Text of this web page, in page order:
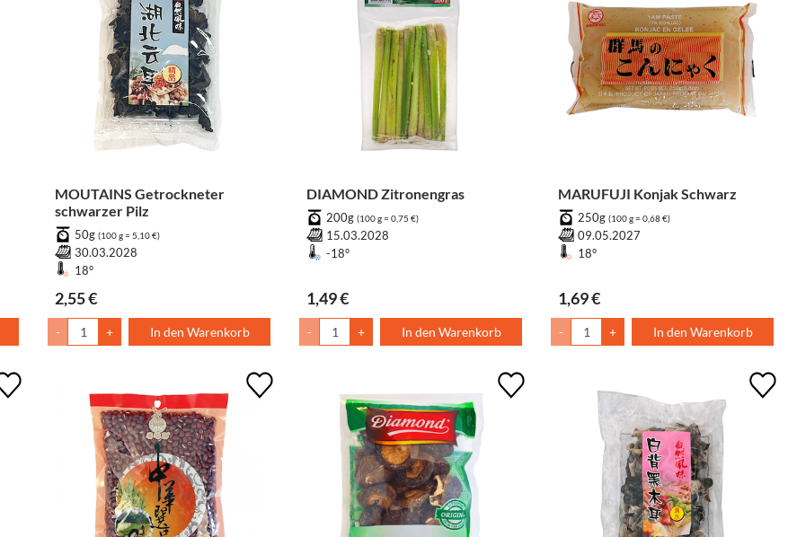
MOUTAINS Getrockneter
schwarzer Pilz
50g (100 g = 5,10 €)
30.03.2028
18°
2,55 €
- + In den Warenkorb
DIAMOND Zitronengras
200g (100 g = 0,75 €)
15.03.2028
-18°
1,49 €
- + In den Warenkorb
MARUFUJI Konjak Schwarz
250g (100 g = 0,68 €)
09.05.2027
18°
1,69 €
- + In den Warenkorb